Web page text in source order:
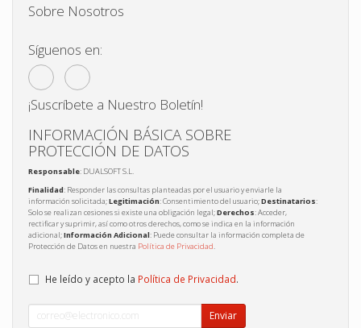
Sobre Nosotros
Síguenos en:
¡Suscríbete a Nuestro Boletín!
INFORMACIÓN BÁSICA SOBRE
PROTECCIÓN DE DATOS
Responsable: DUALSOFT S.L.
Finalidad: Responder las consultas planteadas por el usuario y enviarle la
información solicitada;Legitimación: Consentimiento del usuario;Destinatarios:
Solo se realizan cesiones si existe una obligación legal;Derechos: Acceder,
rectificar y suprimir, así como otros derechos, como se indica en la información
adicional;Información Adicional: Puede consultar la información completa de
Protección de Datos en nuestra Política de Privacidad.
He leído y acepto la Política de Privacidad.
Enviar